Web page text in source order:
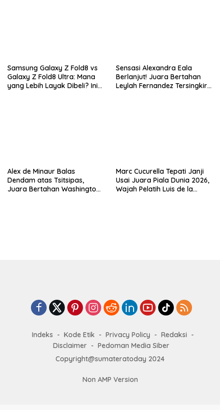
Samsung Galaxy Z Fold8 vs
Galaxy Z Fold8 Ultra: Mana
yang Lebih Layak Dibeli? Ini
Sensasi Alexandra Eala
Berlanjut! Juara Bertahan
Leylah Fernandez Tersingkir
Alex de Minaur Balas
Dendam atas Tsitsipas,
Juara Bertahan Washington
Marc Cucurella Tepati Janji
Usai Juara Piala Dunia 2026,
Wajah Pelatih Luis de la
Indeks Kode Etik Privacy Policy
Redaksi
Disclaimer
Pedoman Media Siber
Copyright@sumateratoday 2024
Non AMP Version